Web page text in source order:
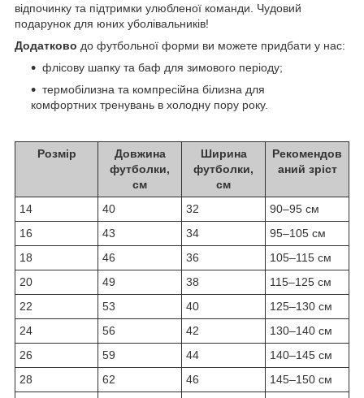
відпочинку та підтримки улюбленої команди. Чудовий
подарунок для юних уболівальників!
Додатково до футбольної форми ви можете придбати у нас:
флісову шапку та баф для зимового періоду;
термобілизна та компресійна білизна для
комфортних тренувань в холодну пору року.
Розмір
Довжина
футболки,
см
Ширина
футболки,
см
Рекомендов
аний зріст
14 40 32
90–95 см
16
43 34
95–105 см
18
46 36
105–115 см
20
49 38
115–125 см
22
53 40
125–130 см
24
56 42
130–140 см
26
59 44
140–145 см
28
62 46
145–150 см